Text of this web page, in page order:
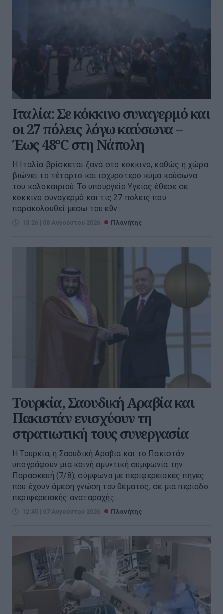
Ιταλία: Σε κόκκινο συναγερμό και
οι 27 πόλεις λόγω καύσωνα –
Έως 48°C στη Νάπολη
Η Ιταλία βρίσκεται ξανά στο κόκκινο, καθώς η χώρα
βιώνει το τέταρτο και ισχυρότερο κύμα καύσωνα
του καλοκαιριού. Το υπουργείο Υγείας έθεσε σε
κόκκινο συναγερμό και τις 27 πόλεις που
παρακολουθεί μέσω του εθν...
13:26 | 08 Αυγούστου 2026 Πλανήτης
Τουρκία, Σαουδική Αραβία και
Πακιστάν ενισχύουν τη
στρατιωτική τους συνεργασία
Η Τουρκία, η Σαουδική Αραβία και το Πακιστάν
υπογράφουν μια κοινή αμυντική συμφωνία την
Παρασκευή (7/8), σύμφωνα με περιφερειακές πηγές
που έχουν άμεση γνώση του θέματος, σε μια περίοδο
περιφερειακής αναταραχής...
12:45 | 07 Αυγούστου 2026 Πλανήτης